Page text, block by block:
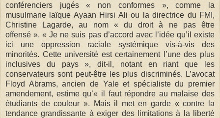
conférenciers jugés « non conformes », comme la
musulmane laïque Ayaan Hirsi Ali ou la directrice du FMI,
Christine Lagarde, au nom « du droit à ne pas être
offensé ». « Je ne suis pas d’accord avec l’idée qu’il existe
ici une oppression raciale systémique vis-à-vis des
minorités. Cette université est certainement l’une des plus
inclusives du pays », dit-il, notant en riant que les
conservateurs sont peut-être les plus discriminés. L’avocat
Floyd Abrams, ancien de Yale et spécialiste du premier
amendement, estime qu’« il faut répondre au malaise des
étudiants de couleur ». Mais il met en garde « contre la
tendance grandissante à exiger des limitations à la liberté